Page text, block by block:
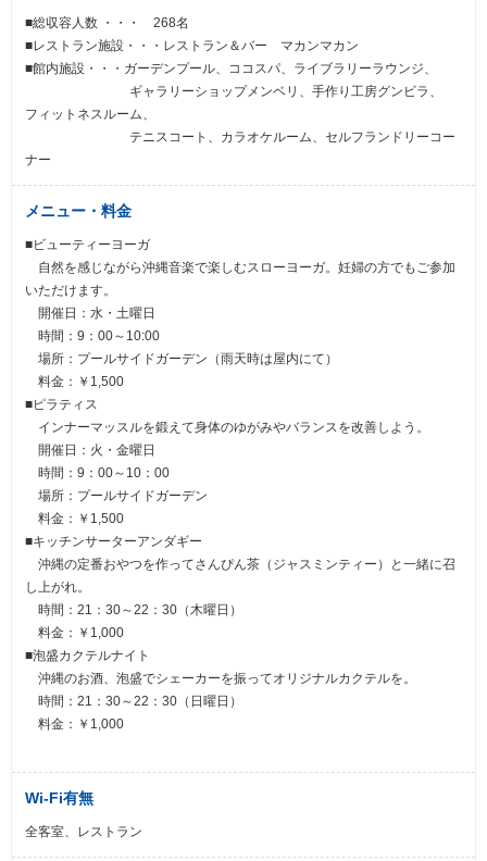
■総収容人数 ・・・ 268名
■レストラン施設・・・レストラン＆バー マカンマカン
■館内施設・・・ガーデンプール、ココスパ、ライブラリーラウンジ、
ギャラリーショップメンベリ、手作り工房グンビラ、
フィットネスルーム、
テニスコート、カラオケルーム、セルフランドリーコー
ナー
メニュー・料金
■ビューティーヨーガ
自然を感じながら沖縄音楽で楽しむスローヨーガ。妊婦の方でもご参加
いただけます。
開催日：水・土曜日
時間：9：00～10:00
場所：プールサイドガーデン（雨天時は屋内にて）
料金：￥1,500
■ピラティス
インナーマッスルを鍛えて身体のゆがみやバランスを改善しよう。
開催日：火・金曜日
時間：9：00～10：00
場所：プールサイドガーデン
料金：￥1,500
■キッチンサーターアンダギー
沖縄の定番おやつを作ってさんぴん茶（ジャスミンティー）と一緒に召
し上がれ。
時間：21：30～22：30（木曜日）
料金：￥1,000
■泡盛カクテルナイト
沖縄のお酒、泡盛でシェーカーを振ってオリジナルカクテルを。
時間：21：30～22：30（日曜日）
料金：￥1,000
Wi-Fi有無
全客室、レストラン